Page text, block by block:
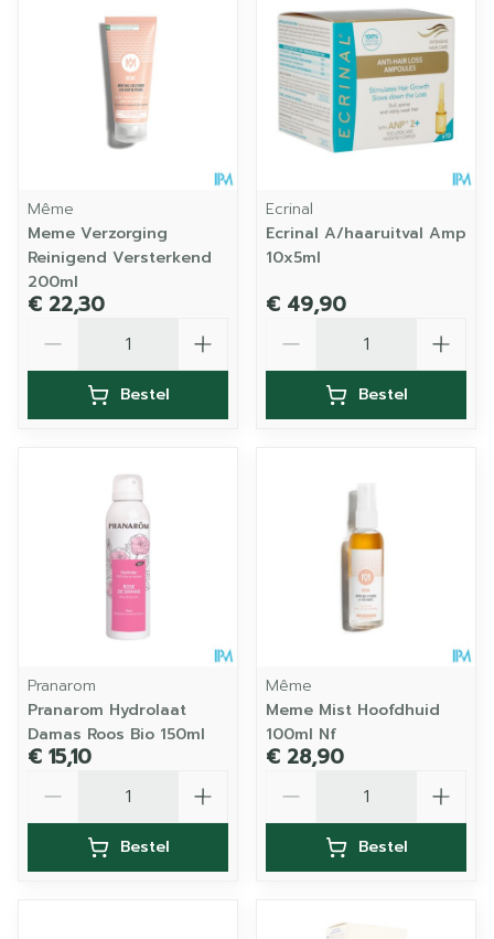
Même
Meme Verzorging
Reinigend Versterkend
200ml
€ 22,30
Bestel
Ecrinal
Ecrinal A/haaruitval Amp
10x5ml
€ 49,90
Bestel
Pranarom
Pranarom Hydrolaat
Damas Roos Bio 150ml
€ 15,10
Bestel
Même
Meme Mist Hoofdhuid
100ml Nf
€ 28,90
Bestel